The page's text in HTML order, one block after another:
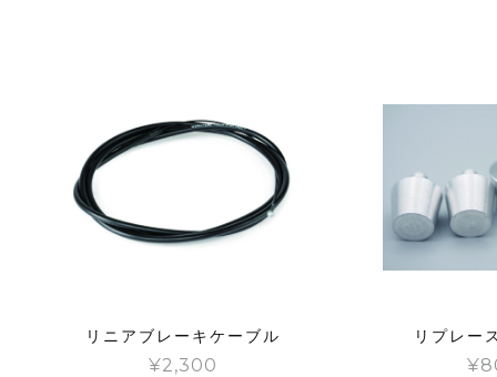
リニアブレーキケーブル
¥2,300
リプレー
¥